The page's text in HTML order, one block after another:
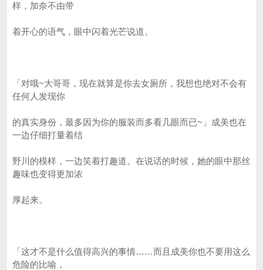
样，加奈不由带
着开心的语气，眼中闪着光芒说道。
「对哦~大哥哥，现在就算是你去女厕所，我想也绝对不会有
任何人发现你
的真实身份，最多因为你的服装而多看几眼而已~」成美也在
一边仔细打量着结
野川的模样，一边笑着打趣道。在说话的时候，她的眼中那丝
趣味也变得更加浓
厚起来。
「这才不是什么值得高兴的事情……而且成美你也不要用这么
危险的比喻，